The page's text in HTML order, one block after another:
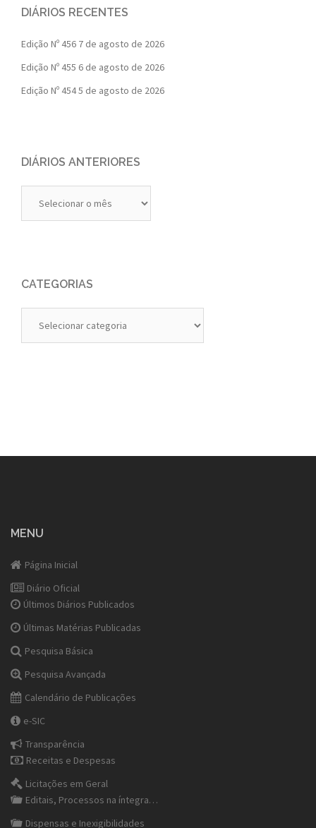
DIÁRIOS RECENTES
Edição Nº 456 7 de agosto de 2026
Edição Nº 455 6 de agosto de 2026
Edição Nº 4545 de agosto de 2026
DIÁRIOS ANTERIORES
Anteriores
CATEGORIAS
MENU
Página Inicial
Diário Oficial
Últimos Diários Publicados
Últimas Matérias Publicadas
Pesquisa Básica
Pesquisa Avançada
Calendário de Publicações
e-SIC
Transparência
Receitas e Despesas
Licitações em Geral
Editais, Processos na íntegra…
Dispensas e Inexigibilidades